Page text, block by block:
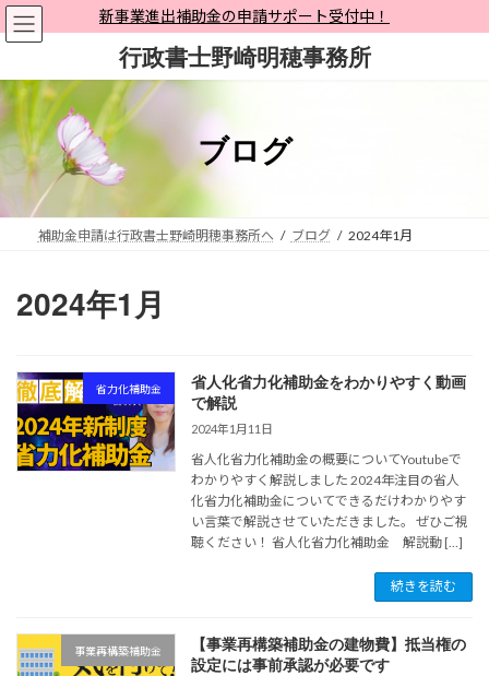
コ
ン
ン
ツ
へ
ス
キ
ッ
ナ
ビ
ー
シ
ョ
ン
に
移
新事業進出補助金の申請サポート受付中！
行政書士野崎明穂事務所
ブログ
補助金申請は行政書士野崎明穂事務所へ ブログ 2024年1月
2024年1月
省力化補助金
省人化省力化補助金をわかりやすく動画
で解説
2024年1月11日
省人化省力化補助金の概要についてYoutubeで
わかりやすく解説しました 2024年注目の省人
化省力化補助金についてできるだけわかりやす
い言葉で解説させていただきました。 ぜひご視
聴ください！ 省人化省力化補助金 解説動 […]
続きを読む
事業再構築補助金
【事業再構築補助金の建物費】抵当権の
設定には事前承認が必要です